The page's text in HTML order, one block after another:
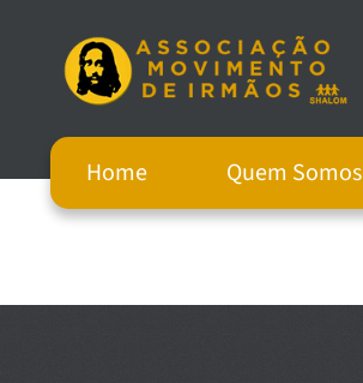
Home Quem Somos